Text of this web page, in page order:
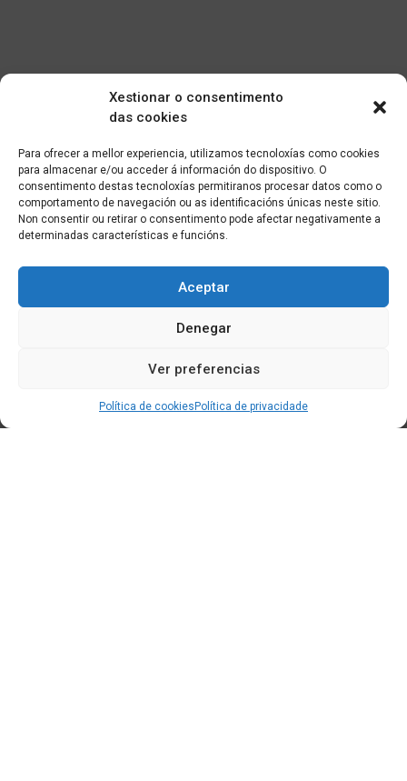
Xestionar o consentimento
das cookies
Para ofrecer a mellor experiencia, utilizamos tecnoloxías como cookies
para almacenar e/ou acceder á información do dispositivo. O
consentimento destas tecnoloxías permitiranos procesar datos como o
comportamento de navegación ou as identificacións únicas neste sitio.
Non consentir ou retirar o consentimento pode afectar negativamente a
determinadas características e funcións.
Aceptar
Denegar
Ver preferencias
Política de cookies Política de privacidade